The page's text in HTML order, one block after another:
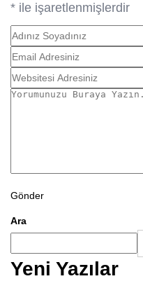
* ile işaretlenmişlerdir
Gönder
Ara
Yeni Yazılar